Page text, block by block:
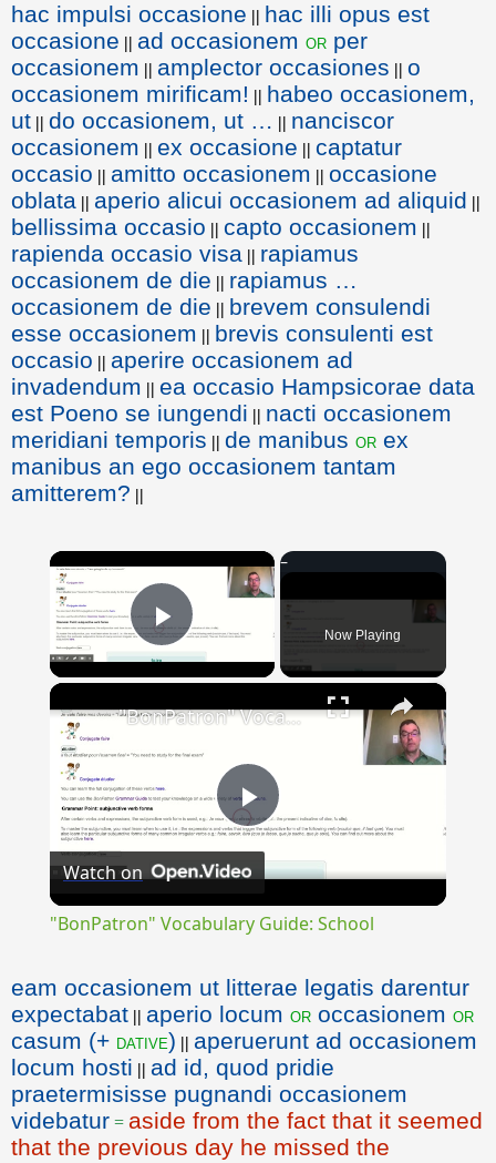
hac impulsi occasione || hac illi opus est
occasione || ad occasionem or per
occasionem || amplector occasiones || o
occasionem mirificam! || habeo occasionem,
ut || do occasionem, ut … || nanciscor
occasionem || ex occasione || captatur
occasio || amitto occasionem || occasione
oblata || aperio alicui occasionem ad aliquid ||
bellissima occasio || capto occasionem ||
rapienda occasio visa || rapiamus
occasionem de die || rapiamus …
occasionem de die || brevem consulendi
esse occasionem || brevis consulenti est
occasio || aperire occasionem ad
invadendum || ea occasio Hampsicorae data
est Poeno se iungendi || nacti occasionem
meridiani temporis || de manibus or ex
manibus an ego occasionem tantam
amitterem? ||
×
Play Video Now Playing
×
Play
"BonPatron" Vocabulary Guide: School
Watch on
"BonPatron" Vocabulary Guide: School
eam occasionem ut litterae legatis darentur
expectabat || aperio locum or occasionem or
casum (+ dative) || aperuerunt ad occasionem
locum hosti || ad id, quod pridie
praetermisisse pugnandi occasionem
videbatur = aside from the fact that it seemed
that the previous day he missed the